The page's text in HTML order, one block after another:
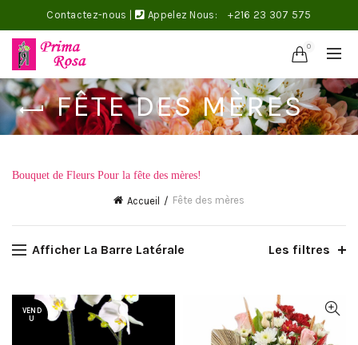
Contactez-nous Appelez Nous: +216 23 307 575
0
FÊTE DES MÈRES
Bouquet de Fleurs Pour la fête des mères!
Accueil Fête des mères
Afficher La Barre Latérale Les filtres
VEND
U